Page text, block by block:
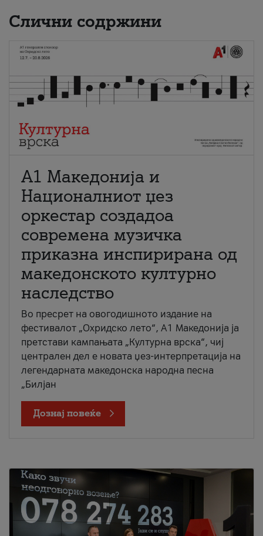
Слични содржини
А1 Македонија и
Националниот џез
оркестар создадоа
современа музичка
приказна инспирирана од
македонското културно
наследство
Во пресрет на овогодишното издание на
фестивалот „Охридско лето“, А1 Македонија ја
претстави кампањата „Културна врска“, чиј
централен дел е новата џез-интерпретација на
легендарната македонска народна песна
„Билјан
Дознај повеќе